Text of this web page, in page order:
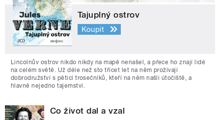
Tajuplný ostrov
Koupit
Lincolnův ostrov nikdo nikdy na mapě nenašel, a přece ho znají lidé
na celém světě. Už déle než sto třicet let na něm prožívají
dobrodružství s pěticí trosečníků, kteří na něm našli útočiště, a
hlavně nejedno tajemství.
Co život dal a vzal